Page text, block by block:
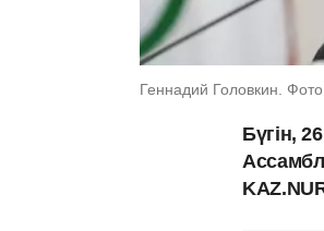
Геннадий Головкин.
Бүгін,